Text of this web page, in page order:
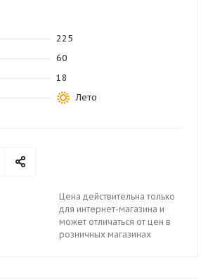
225
60
18
Лето
Цена действительна только
для интернет-магазина и
может отличаться от цен в
розничных магазинах